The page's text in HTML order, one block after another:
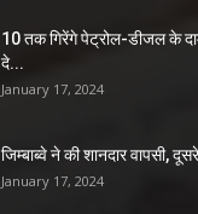
10 तक गिरेंगे पेट्रोल-डीजल के
दे...
January 17, 2024
जिम्बाब्वे ने की शानदार वापसी,
January 17, 2024